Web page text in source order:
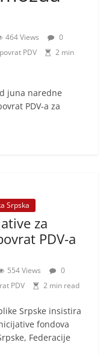
464 Views
0
povrat PDV
2 min
juna naredne
PDV-a za
Srpska
za
PDV-a
554 Views
0
PDV 2 min read
Srpske insistira
fondova
Federacije